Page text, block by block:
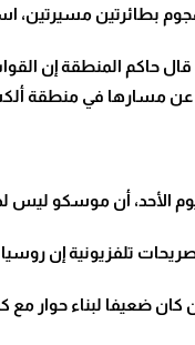
استهدف المقاطعة
المنطقة إن القوات
الأحد، أن موسكو
تلفزيونية إن
ضعيفا لبناء حوار مع